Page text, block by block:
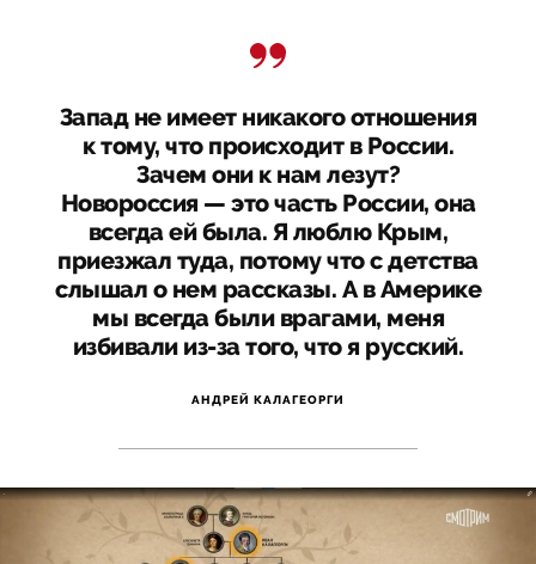
Запад не имеет никакого отношения
к тому, что происходит в России.
Зачем они к нам лезут?
Новороссия — это часть России, она
всегда ей была. Я люблю Крым,
приезжал туда, потому что с детства
слышал о нем рассказы. А в Америке
мы всегда были врагами, меня
избивали из-за того, что я русский.
АНДРЕЙ КАЛАГЕОРГИ